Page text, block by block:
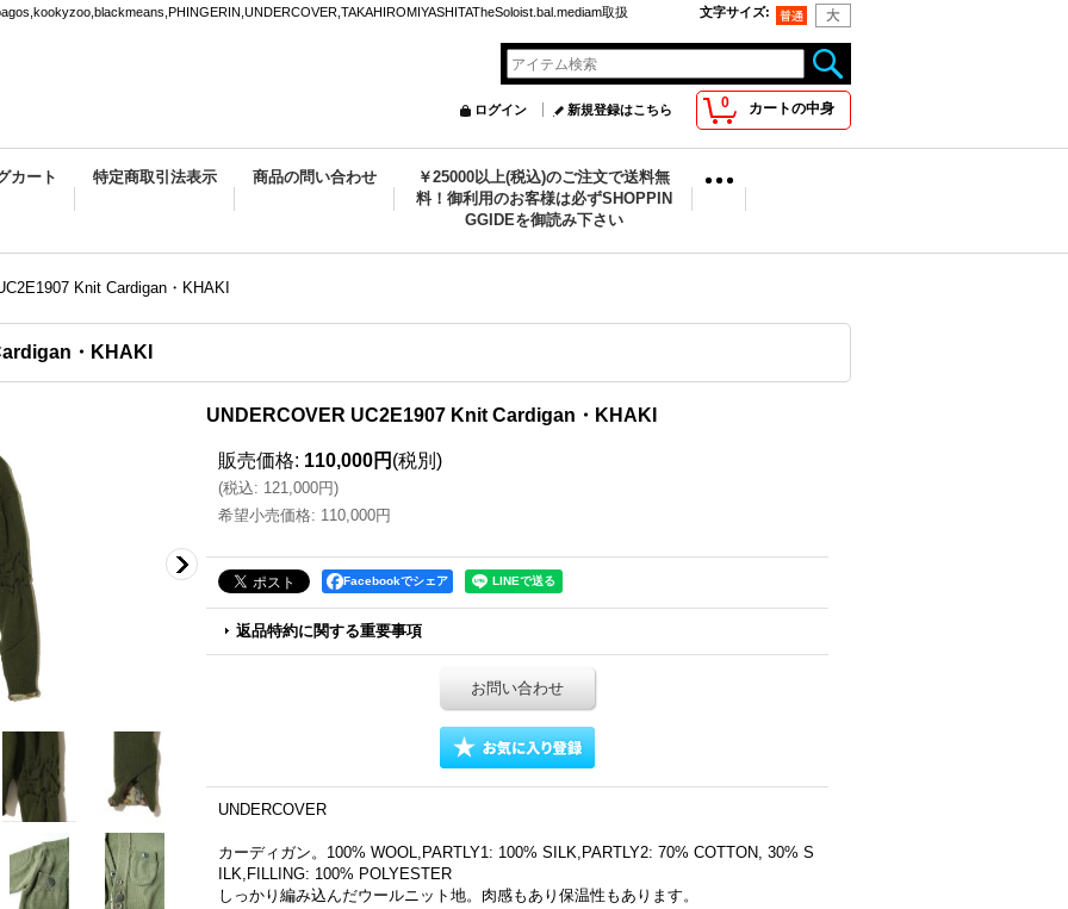
取扱 文字サイズ:
0 カートの中身
ログイン 新規登録はこちら
カート 特定商取引法表示 商品の問い合わせ
￥25000以上(税込)のご注文で送料無
料！御利用のお客様は必ずSHOPPIN
GGIDEを御読み下さい
Knit Cardigan・KHAKI
・KHAKI
UNDERCOVER UC2E1907 Knit Cardigan・KHAKI
販売価格: 110,000円 (税別)
(税込: 121,000円)
希望小売価格: 110,000円
Facebookでシェア
返品特約に関する重要事項
お問い合わせ
UNDERCOVER
カーディガン。100% WOOL,PARTLY1: 100% SILK,PARTLY2: 70% COTTON, 30% S
ILK,FILLING: 100% POLYESTER
しっかり編み込んだウールニット地。肉感もあり保温性もあります。